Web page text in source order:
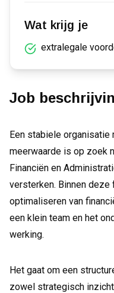
Wat krijg je
extralegale
Job
Een stabiele organisatie
meerwaarde is op zoek
Financiën en
versterken. Binnen
optimaliseren van
een klein team en het
werking.
Het gaat om een
zowel strategisch